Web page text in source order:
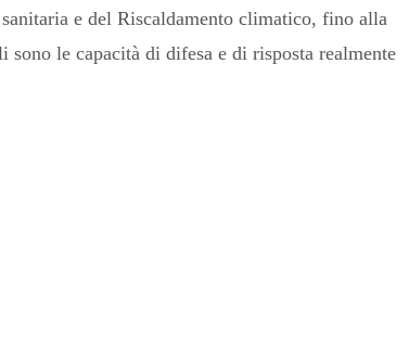
e del Riscaldamento climatico, fino alla
le capacità di difesa e di risposta realmente